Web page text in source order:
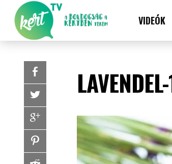
VIDEÓK